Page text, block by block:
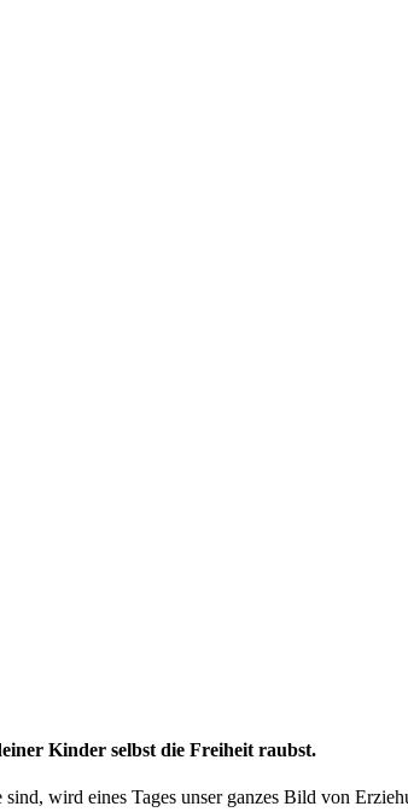
Kinder selbst die Freiheit raubst.
wird eines Tages unser ganzes Bild von